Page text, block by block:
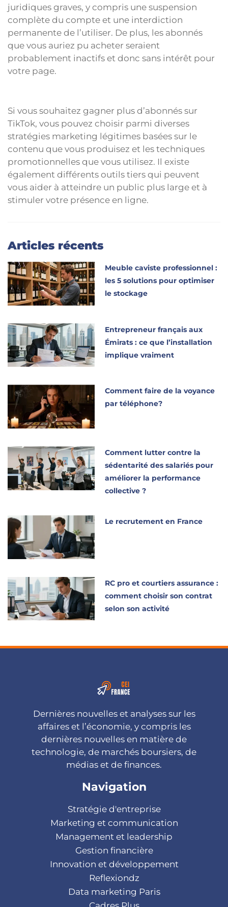
juridiques graves, y compris une suspension
complète du compte et une interdiction
permanente de l’utiliser. De plus, les abonnés
que vous auriez pu acheter seraient
probablement inactifs et donc sans intérêt pour
votre page.
Si vous souhaitez gagner plus d’abonnés sur
TikTok, vous pouvez choisir parmi diverses
stratégies marketing légitimes basées sur le
contenu que vous produisez et les techniques
promotionnelles que vous utilisez. Il existe
également différents outils tiers qui peuvent
vous aider à atteindre un public plus large et à
stimuler votre présence en ligne.
Articles récents
Meuble caviste professionnel :
les 5 solutions pour optimiser
le stockage
Entrepreneur français aux
Émirats : ce que l’installation
implique vraiment
Comment faire de la voyance
par téléphone?
Comment lutter contre la
sédentarité des salariés pour
améliorer la performance
collective ?
Le recrutement en France
RC pro et courtiers assurance :
comment choisir son contrat
selon son activité
Dernières nouvelles et analyses sur les
affaires et l’économie, y compris les
dernières nouvelles en matière de
technologie, de marchés boursiers, de
médias et de finances.
Navigation
Stratégie d'entreprise
Marketing et communication
Management et leadership
Gestion financière
Innovation et développement
Reflexiondz
Data marketing Paris